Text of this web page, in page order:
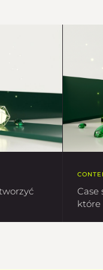
Case
które